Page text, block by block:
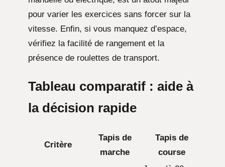
pour varier les exercices sans forcer sur la
vitesse. Enfin, si vous manquez d’espace,
vérifiez la facilité de rangement et la
présence de roulettes de transport.
Tableau comparatif : aide à
la décision rapide
Critère
Tapis de
marche
Tapis de
course